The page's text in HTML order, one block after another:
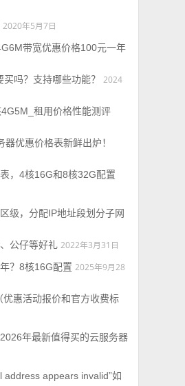
2020年5月7日
带宽优惠价格100元一年
吗？支持哪些功能？
2024
租用价格性能测评
优惠价格表新鲜出炉！
，4核16G和8核32G配置
级，分配IP地址段划分子网
公仔等好礼 2022年3月31日
？8核16G配置 2025年9月28
惠活动报价和官方收费标
年最新值得买的云服务器
address appears invalid”如